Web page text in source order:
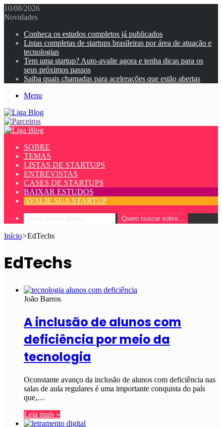
10/08/2026
Novidades
Conheça os estudos completos já publicados
Listas completas de startups brasileiras por área de atuação e
tecnologias
Tem uma startup? Auto-avalie agora e tenha dicas para os
seus próximos passos
Saiba quais chamadas para acelerações que estão abertas
Menu
SOBRE
TEMAS
LISTAS DE STARTUPS
ENTREVISTAS
CASES DE STARTUPS
BAIXAR ESTUDOS
AVALIE SUA STARTUP
Quero buscar sobre...
Início>EdTechs
EdTechs
João Barros
A inclusão de alunos com
deficiência por meio da
tecnologia
Oconstante avanço da inclusão de alunos com deficiência nas
salas de aula regulares é uma importante conquista do país
que,…
Leia mais »